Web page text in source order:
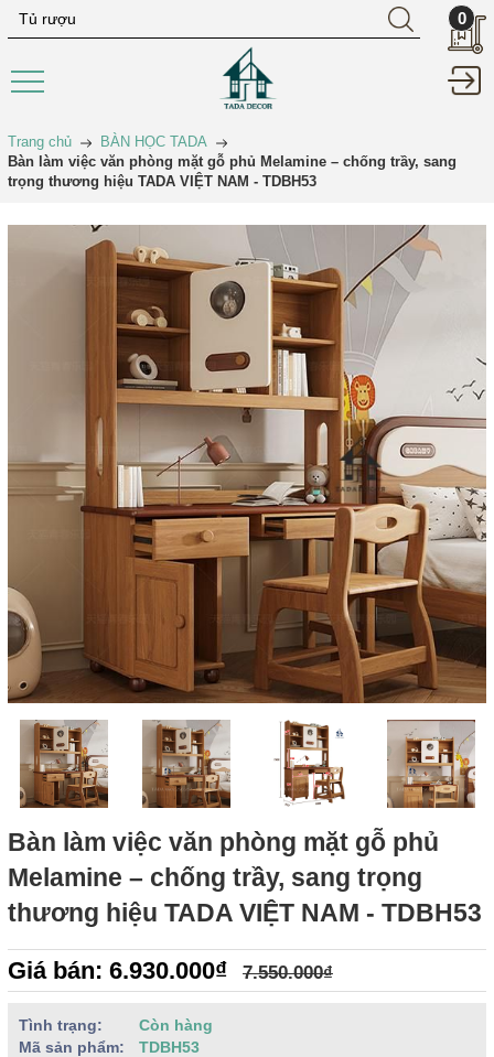
0
Trang chủ
BÀN HỌC TADA
Bàn làm việc văn phòng mặt gỗ phủ Melamine – chống trầy, sang
trọng thương hiệu TADA VIỆT NAM - TDBH53
Bàn làm việc văn phòng mặt gỗ phủ
Melamine – chống trầy, sang trọng
thương hiệu TADA VIỆT NAM - TDBH53
Giá bán: 6.930.000₫ 7.550.000₫
Tình trạng:
Còn hàng
Mã sản phẩm:
TDBH53